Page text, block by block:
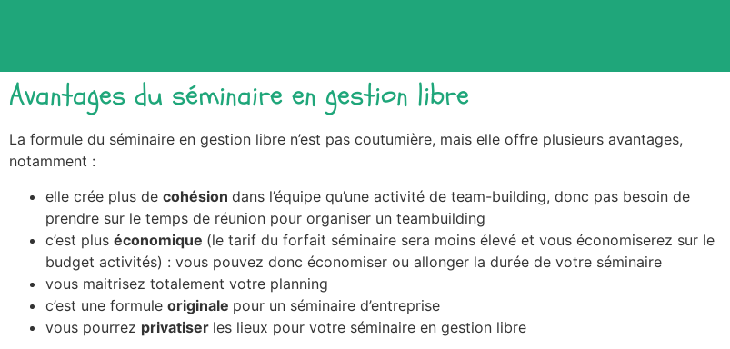
Avantages du séminaire en gestion libre
La formule du séminaire en gestion libre n’est pas coutumière, mais elle offre plusieurs avantages,
notamment :
elle crée plus de cohésion dans l’équipe qu’une activité de team-building, donc pas besoin de
prendre sur le temps de réunion pour organiser un teambuilding
c’est plus économique (le tarif du forfait séminaire sera moins élevé et vous économiserez sur le
budget activités) : vous pouvez donc économiser ou allonger la durée de votre séminaire
vous maitrisez totalement votre planning
c’est une formule originale pour un séminaire d’entreprise
vous pourrez privatiser les lieux pour votre séminaire en gestion libre